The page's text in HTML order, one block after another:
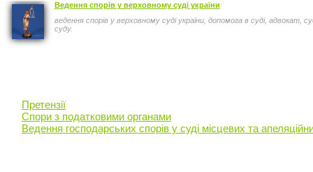
Ведення спорів у верховному суді україни
ведення спорів у верховному суді україни, допомога в суді, адвокат,
суду.
Претензії
Спори з податковими органами
Ведення господарських спорів у суді місцевих та